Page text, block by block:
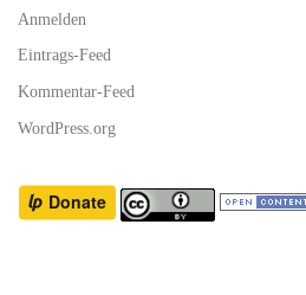
Anmelden
Eintrags-Feed
Kommentar-Feed
WordPress.org